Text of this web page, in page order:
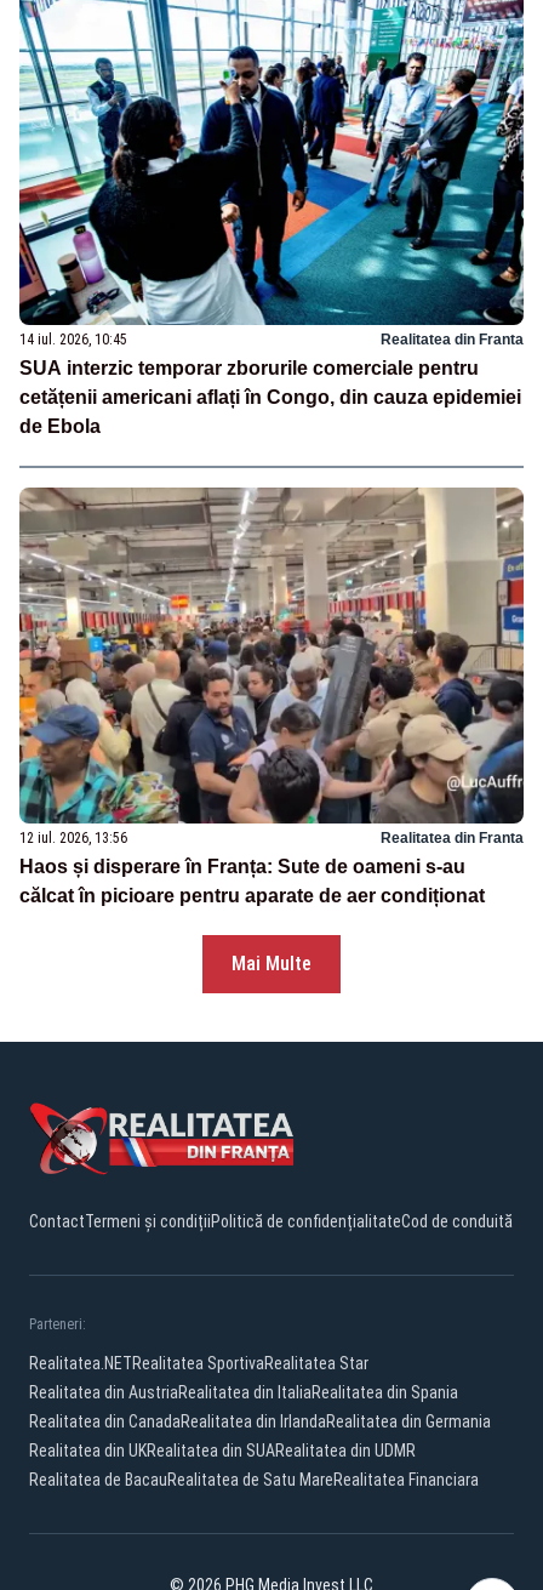
14 iul. 2026, 10:45 Realitatea din Franta
SUA interzic temporar zborurile comerciale pentru
cetățenii americani aflați în Congo, din cauza epidemiei
de Ebola
12 iul. 2026, 13:56 Realitatea din Franta
Haos și disperare în Franța: Sute de oameni s-au
călcat în picioare pentru aparate de aer condiționat
Mai Multe
ContactTermeni și condițiiPolitică de confidențialitateCod de conduită
Parteneri:
Realitatea.NETRealitatea SportivaRealitatea Star
Realitatea din AustriaRealitatea din ItaliaRealitatea din Spania
Realitatea din CanadaRealitatea din IrlandaRealitatea din Germania
Realitatea din UKRealitatea din SUARealitatea din UDMR
Realitatea de BacauRealitatea de Satu MareRealitatea Financiara
© 2026 PHG Media Invest LLC